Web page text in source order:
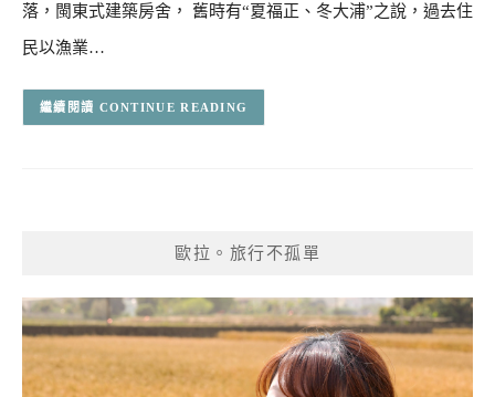
落，閩東式建築房舍， 舊時有“夏福正、冬大浦”之說，過去住
民以漁業…
CONTINUE READING
歐拉。旅行不孤單